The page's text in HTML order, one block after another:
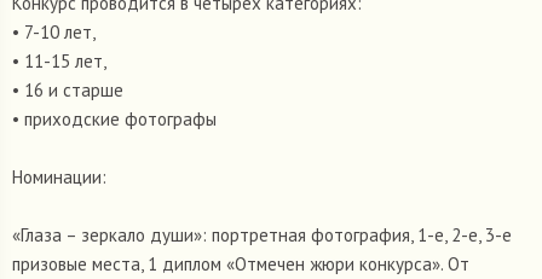
• 7-10 лет,
• 11-15 лет,
• 16 и старше
• приходские фотографы
Номинации:
«Глаза – зеркало души»: портретная фотография, 1-е, 2-е, 3-е
призовые места, 1 диплом «Отмечен жюри конкурса». От